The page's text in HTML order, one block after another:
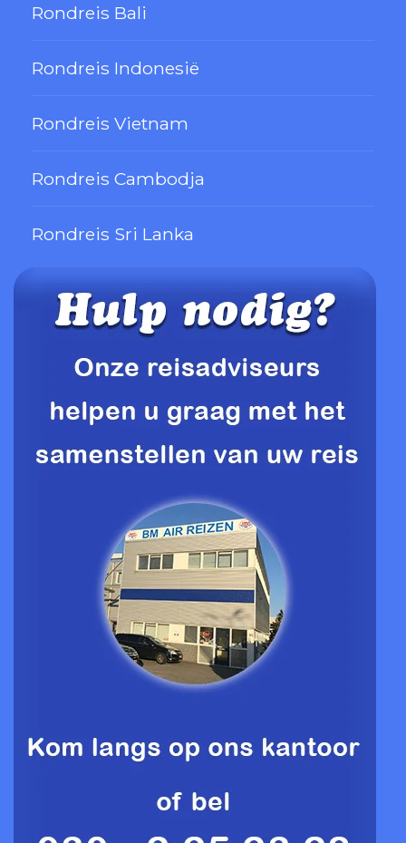
Rondreis Bali
Rondreis Indonesië
Rondreis Vietnam
Rondreis Cambodja
Rondreis Sri Lanka